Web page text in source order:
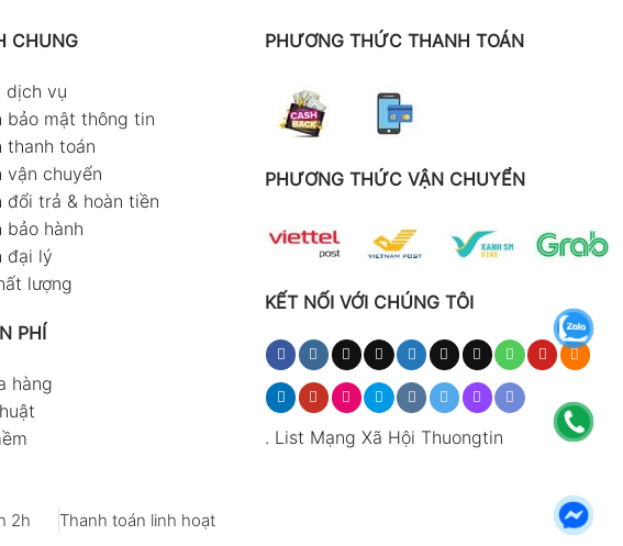
CHUNG
dịch vụ
bảo mật thông tin
thanh toán
vận chuyển
đổi trả & hoàn tiền
bảo hành
đại lý
lượng
PHÍ
hàng
PHƯƠNG THỨC THANH TOÁN
PHƯƠNG THỨC VẬN CHUYỂN
KẾT NỐI VỚI CHÚNG TÔI
. List Mạng Xã Hội Thuongtin
2h Thanh toán linh hoạt